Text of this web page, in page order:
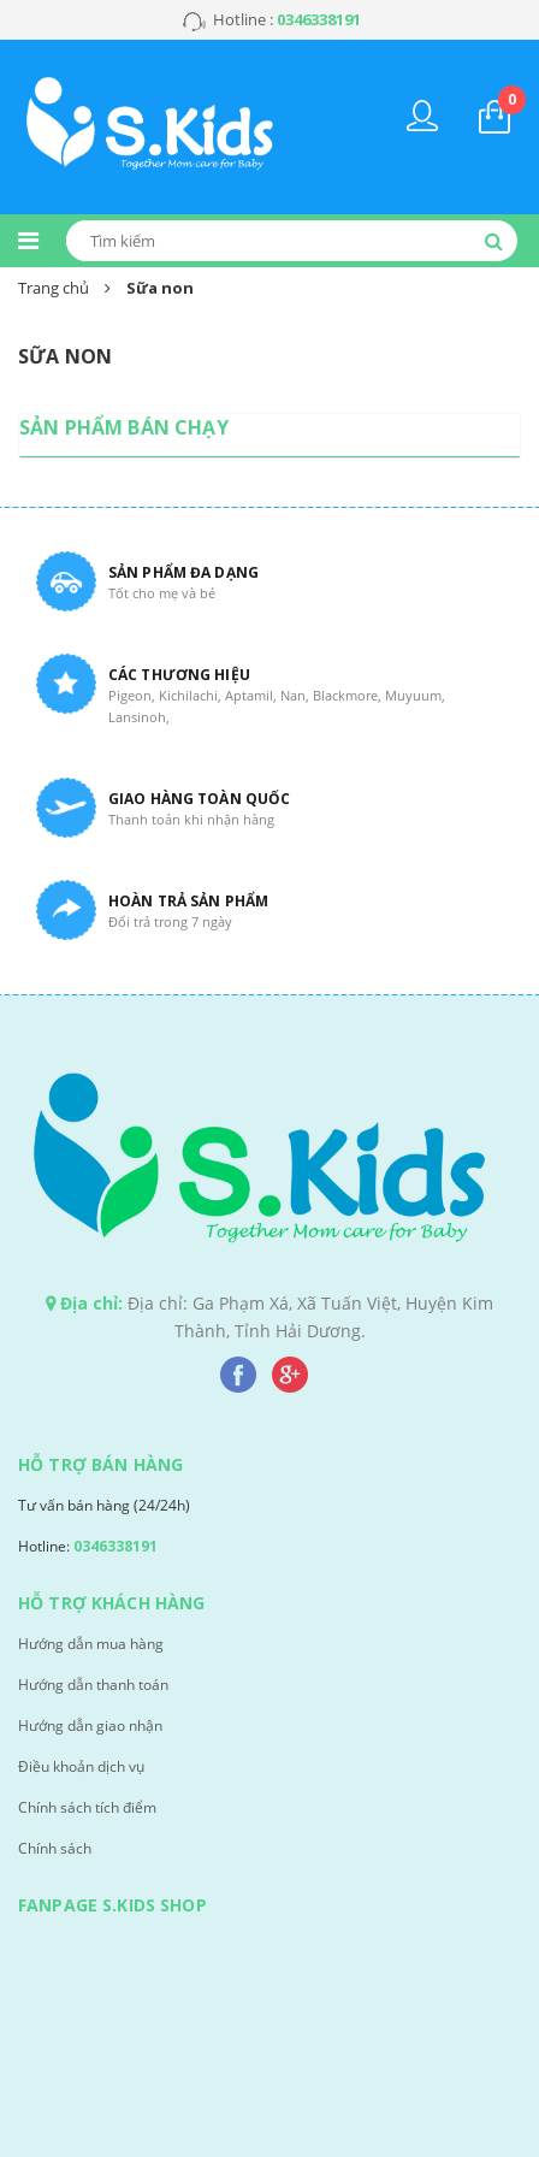
Hotline : 0346338191
0
Trang chủ Sữa non
SỮA NON
SẢN PHẨM BÁN CHẠY
SẢN PHẨM ĐA DẠNG
Tốt cho mẹ và bé
CÁC THƯƠNG HIỆU
Pigeon, Kichilachi, Aptamil, Nan, Blackmore, Muyuum,
Lansinoh,
GIAO HÀNG TOÀN QUỐC
Thanh toán khi nhận hàng
HOÀN TRẢ SẢN PHẨM
Đổi trả trong 7 ngày
Địa chỉ: Địa chỉ: Ga Phạm Xá, Xã Tuấn Việt, Huyện Kim
Thành, Tỉnh Hải Dương.
HỖ TRỢ BÁN HÀNG
Tư vấn bán hàng (24/24h)
Hotline: 0346338191
HỖ TRỢ KHÁCH HÀNG
Hướng dẫn mua hàng
Hướng dẫn thanh toán
Hướng dẫn giao nhận
Điều khoản dịch vụ
Chính sách tích điểm
Chính sách
FANPAGE S.KIDS SHOP